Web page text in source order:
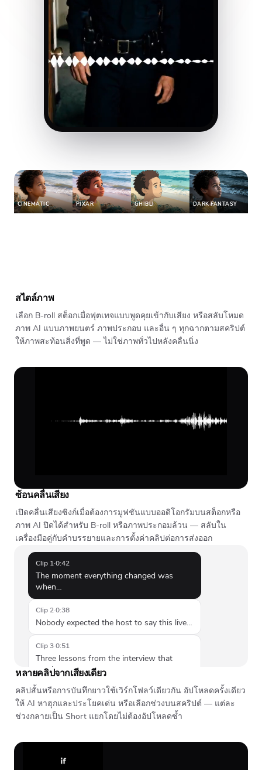
CINEMATIC PIXAR GHIBLI DARK FANTASY
สไตล์ภาพ
เลือก B-roll สต็อกเมื่อฟุตเทจแบบพูดคุยเข้ากับเสียง หรือสลับโหมด
ภาพ AI แบบภาพยนตร์ ภาพประกอบ และอื่น ๆ ทุกฉากตามสคริปต์
ให้ภาพสะท้อนสิ่งที่พูด — ไม่ใช่ภาพทั่วไปหลังคลื่นนิ่ง
ซ้อนคลื่นเสียง
เปิดคลื่นเสียงซิงก์เมื่อต้องการมูฟชันแบบออดิโอกรัมบนสต็อกหรือ
ภาพ AI ปิดได้สำหรับ B-roll หรือภาพประกอมล้วน — สลับใน
เครื่องมือคู่กับคำบรรยายและการตั้งค่าคลิปต่อการส่งออก
Clip 1·0:42
The moment everything changed was
when…
Clip 2·0:38
Nobody expected the host to say this live…
Clip 3·0:51
Three lessons from the interview that
stuck…
หลายคลิปจากเสียงเดียว
คลิปสั้นหรือการบันทึกยาวใช้เวิร์กโฟลว์เดียวกัน อัปโหลดครั้งเดียว
ให้ AI หาฮุกและประโยคเด่น หรือเลือกช่วงบนสคริปต์ — แต่ละ
ช่วงกลายเป็น Short แยกโดยไม่ต้องอัปโหลดซ้ำ